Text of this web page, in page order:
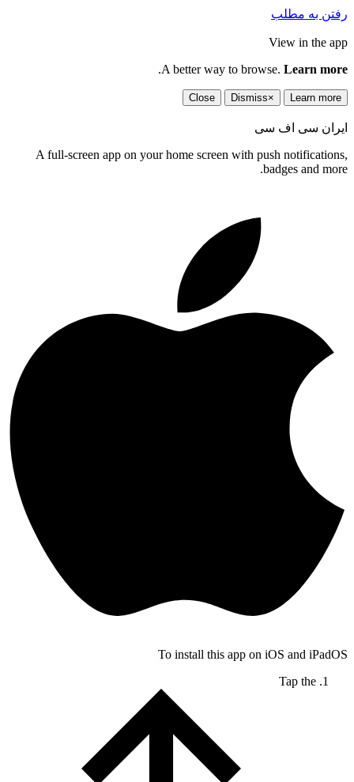
رفتن به مطلب
View in the app
A better way to browse. Learn more
.
Learn more
×
Dismiss
Close
ایران سی اف سی
A full-screen app on your home screen with push notifications,
badges and more.
To install this app on iOS and iPadOS
Tap the